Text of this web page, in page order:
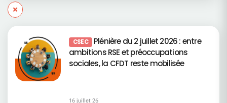
CSEC Plénière du 2 juillet 2026 : entre
ambitions RSE et préoccupations
sociales, la CFDT reste mobilisée
16 juillet 26